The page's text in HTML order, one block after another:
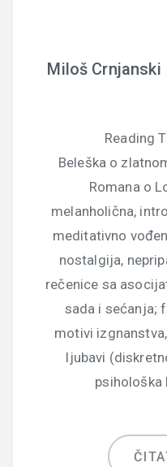
Miloš Crnjanski
Reading
Beleška o
Romana o
melanholična,
meditativno
nostalgija,
rečenice sa
sada i sećanja;
motivi
ljubavi